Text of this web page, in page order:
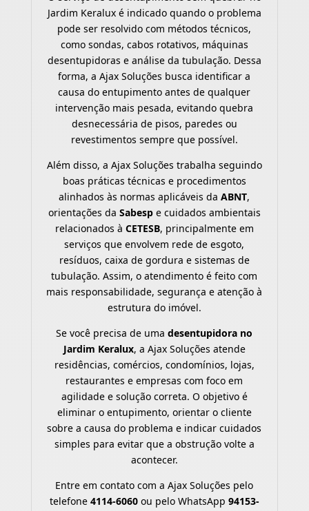
Jardim Keralux é indicado quando o problema
pode ser resolvido com métodos técnicos,
como sondas, cabos rotativos, máquinas
desentupidoras e análise da tubulação. Dessa
forma, a Ajax Soluções busca identificar a
causa do entupimento antes de qualquer
intervenção mais pesada, evitando quebra
desnecessária de pisos, paredes ou
revestimentos sempre que possível.
Além disso, a Ajax Soluções trabalha seguindo
boas práticas técnicas e procedimentos
alinhados às normas aplicáveis daABNT,
orientações da Sabespe cuidados ambientais
relacionados à CETESB, principalmente em
serviços que envolvem rede de esgoto,
resíduos, caixa de gordura e sistemas de
tubulação. Assim, o atendimento é feito com
mais responsabilidade, segurança e atenção à
estrutura do imóvel.
Se você precisa de umadesentupidora no
Jardim Keralux, a Ajax Soluções atende
residências, comércios, condomínios, lojas,
restaurantes e empresas com foco em
agilidade e solução correta. O objetivo é
eliminar o entupimento, orientar o cliente
sobre a causa do problema e indicar cuidados
simples para evitar que a obstrução volte a
acontecer.
Entre em contato com a Ajax Soluções pelo
telefone 4114-6060ou pelo WhatsApp 94153-